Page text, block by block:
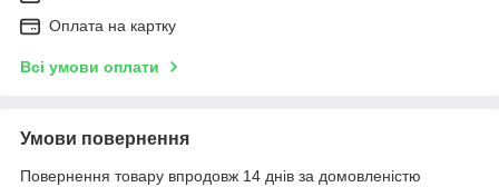
Оплата на картку
Всі умови оплати
Умови повернення
Повернення товару впродовж 14 днів за домовленістю